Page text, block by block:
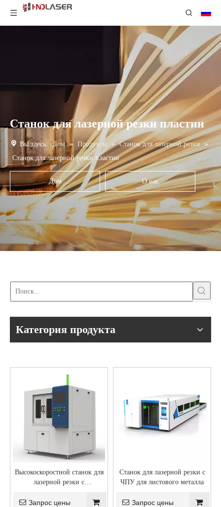
Станок для лазерной резки пластин
Вы здесь: Дом » Продукты » Станок для лазерной резки »
Станок для лазерной резки пластин
Дом О нас
Категория продукта
Высокоскоростной станок для
лазерной резки с
Запрос цены
Станок для лазерной резки с
ЧПУ для листового металла
Запрос цены